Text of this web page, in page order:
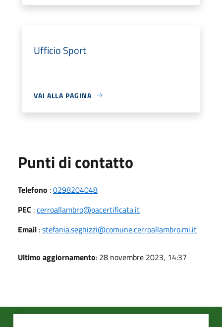
Ufficio Sport
VAI ALLA PAGINA
Punti di contatto
Telefono :0298204048
PEC :cerroallambro@pacertificata.it
Email :stefania.seghizzi@comune.cerroallambro.mi.it
Ultimo aggiornamento: 28 novembre 2023, 14:37